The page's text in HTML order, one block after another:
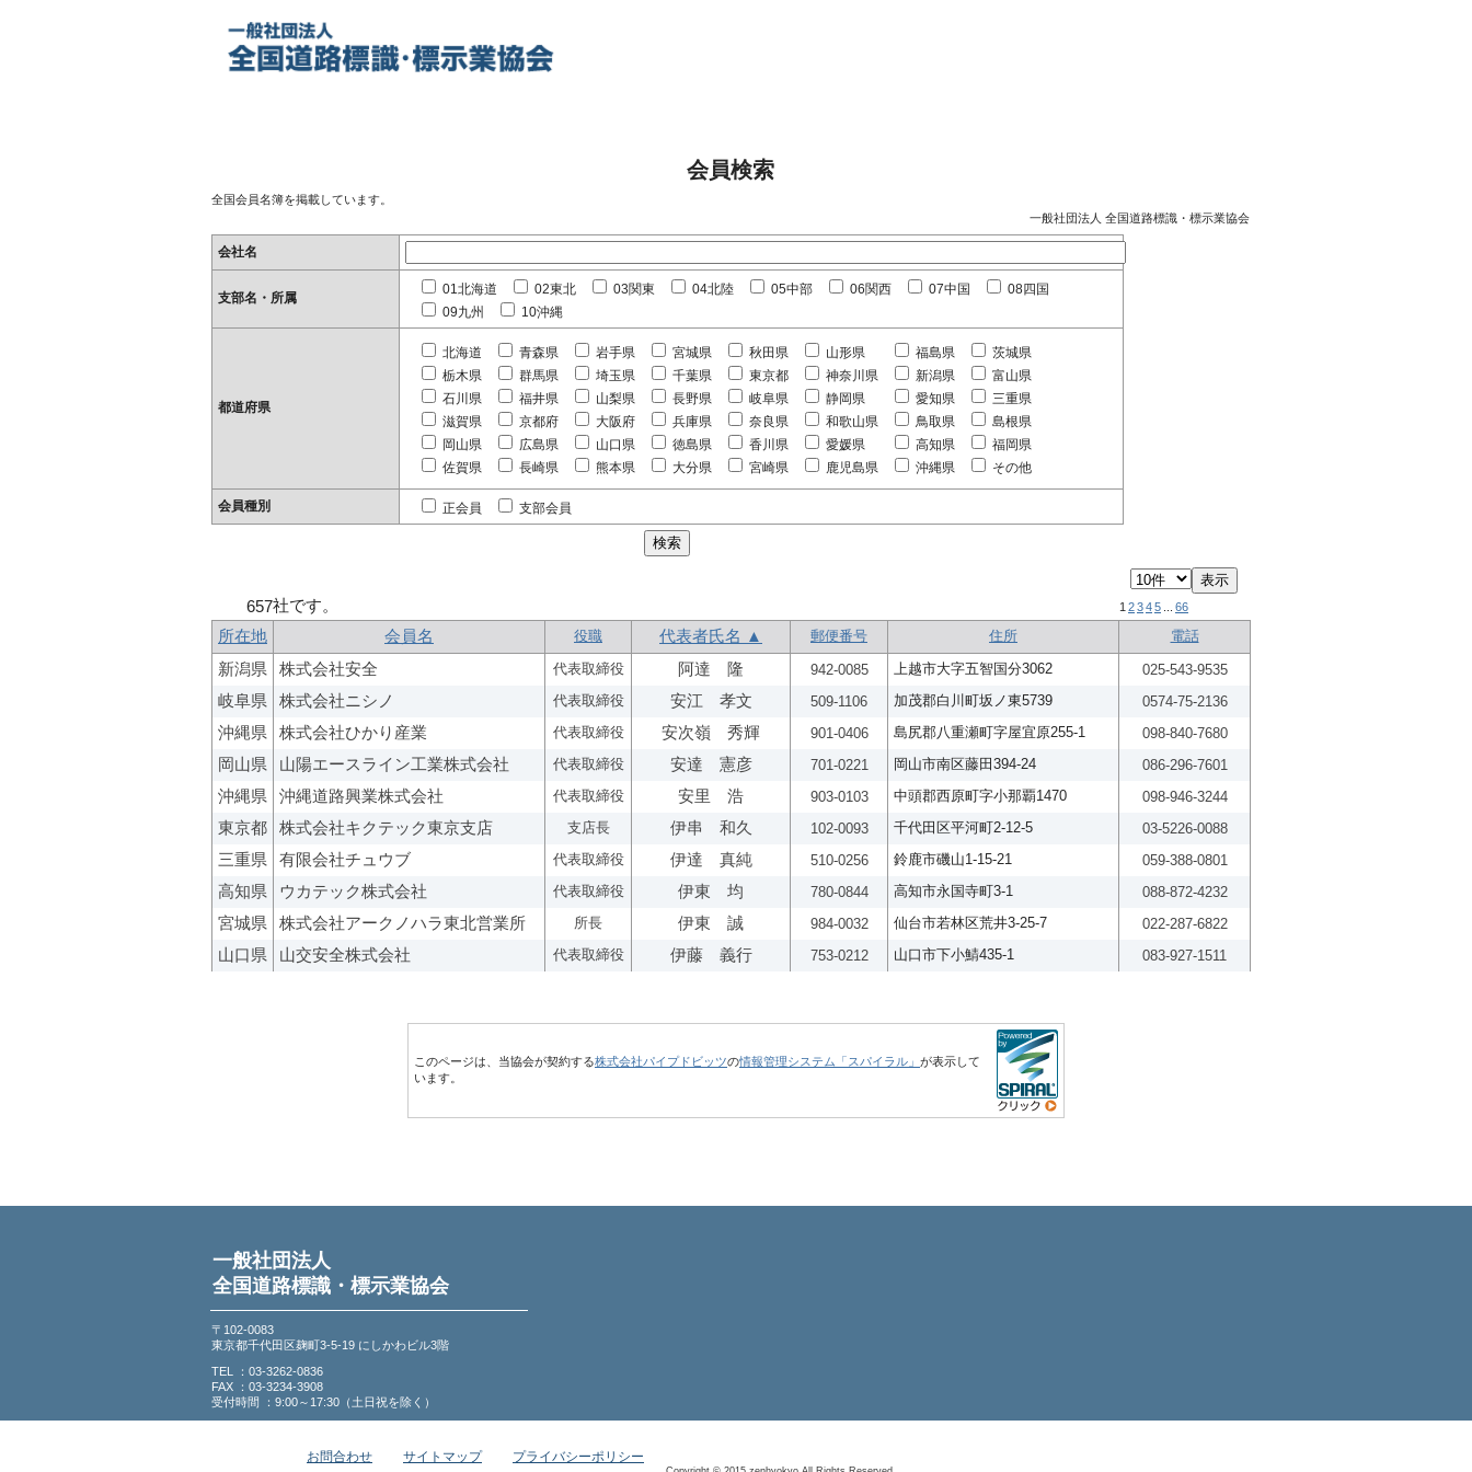
会員検索
全国会員名簿を掲載しています。
一般社団法人 全国道路標識・標示業協会
会社名
支部名・所属
01北海道 02東北 03関東 04北陸 05中部 06関西 07中国
08四国
09九州
10沖縄
都道府県
北海道 青森県 岩手県 宮城県 秋田県 山形県 福島県
茨城県
栃木県
群馬県 埼玉県 千葉県 東京都 神奈川県 新潟県
富山県
石川県
福井県 山梨県 長野県 岐阜県 静岡県 愛知県
三重県
滋賀県
京都府 大阪府 兵庫県 奈良県 和歌山県 鳥取県
島根県
岡山県
広島県 山口県 徳島県 香川県 愛媛県 高知県
福岡県
佐賀県
長崎県 熊本県 大分県 宮崎県 鹿児島県 沖縄県 その他
会員種別 正会員 支部会員
657社です。 1 2345 66
所在地 会員名 役職 代表者氏名 ▲ 郵便番号 住所 電話
新潟県 株式会社安全 代表取締役 阿達 隆 942-0085 上越市大字五智国分3062 025-543-9535
岐阜県 株式会社ニシノ 代表取締役 安江 孝文 509-1106 加茂郡白川町坂ノ東5739 0574-75-2136
沖縄県 株式会社ひかり産業 代表取締役 安次嶺 秀輝 901-0406 島尻郡八重瀬町字屋宜原255-1 098-840-7680
岡山県 山陽エースライン工業株式会社 代表取締役 安達 憲彦 701-0221 岡山市南区藤田394-24 086-296-7601
沖縄県 沖縄道路興業株式会社 代表取締役 安里 浩 903-0103 中頭郡西原町字小那覇1470 098-946-3244
東京都 株式会社キクテック東京支店 支店長 伊串 和久 102-0093 千代田区平河町2-12-5 03-5226-0088
三重県 有限会社チュウブ 代表取締役 伊達 真純 510-0256 鈴鹿市磯山1-15-21 059-388-0801
高知県 ウカテック株式会社 代表取締役 伊東 均 780-0844 高知市永国寺町3-1 088-872-4232
宮城県 株式会社アークノハラ東北営業所 所長 伊東 誠 984-0032 仙台市若林区荒井3-25-7 022-287-6822
山口県 山交安全株式会社 代表取締役 伊藤 義行 753-0212 山口市下小鯖435-1 083-927-1511
このページは、当協会が契約する株式会社パイプドビッツの情報管理システム「スパイラル」 が表示して
います。
一般社団法人
全国道路標識・標示業協会
〒102-0083
東京都千代田区麹町3-5-19 にしかわビル3階
TEL ：03-3262-0836
FAX ：03-3234-3908
受付時間 ：9:00～17:30（土日祝を除く）
お問合わせ サイトマップ プライバシーポリシー